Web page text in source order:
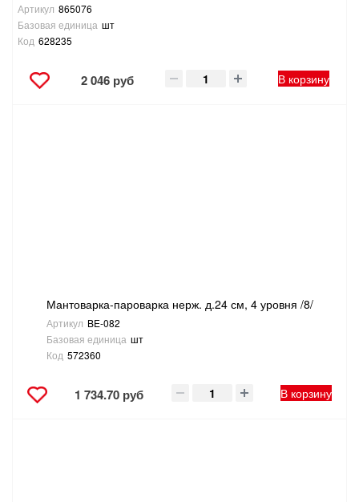
Артикул 865076
Базовая единица шт
Код 628235
2 046 руб В корзину
Мантоварка-пароварка нерж. д.24 см, 4 уровня /8/
Артикул BE-082
Базовая единица шт
Код 572360
1 734.70 руб В корзину